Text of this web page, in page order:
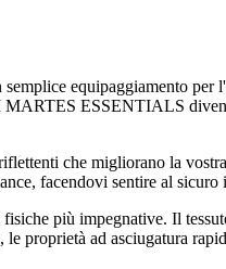
equipaggiamento per
ESSENTIALS
che migliorano la
facendovi sentire al
più impegnative. Il
proprietà ad asciugatura